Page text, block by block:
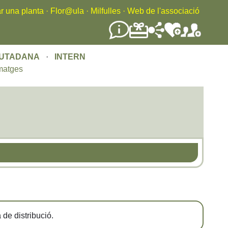
una planta · Flor@ula · Milfulles · Web de l'associació
·
INTERN
de distribució.